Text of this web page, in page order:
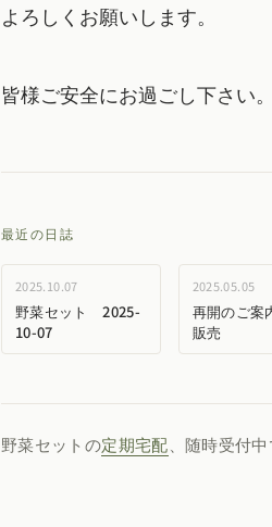
よろしくお願いします。
皆様ご安全にお過ごし下さい。
最近の日誌
2025.10.07
野菜セット 2025-
10-07
2025.05.05
再開のご案
販売
野菜セットの定期宅配 、随時受付中